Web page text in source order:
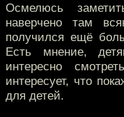
Осмелюсь
наверчено там
получился ещё
Есть мнение,
интересно
интересует, что
для детей.